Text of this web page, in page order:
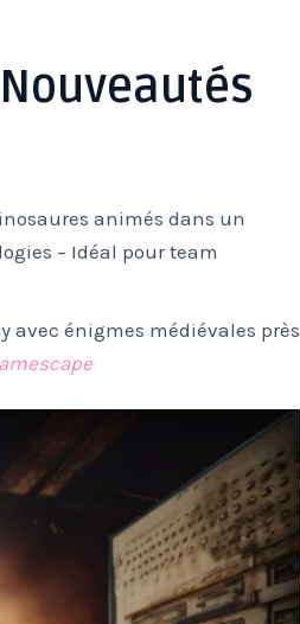
animés dans un
– Idéal pour team
avec énigmes médiévales près